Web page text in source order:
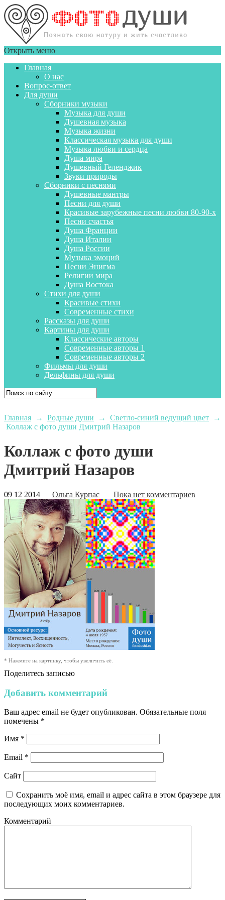
Открыть меню
Главная
О нас
Вопрос-ответ
Для души
Сборники музыки
Музыка для души
Душевная музыка
Музыка жизни
Классическая музыка для души
Музыка любви и сердца
Душа мира
Душевный Геленджик
Звуки природы
Сборники с песнями
Душевные мантры
Песни для души
Красивые зарубежные песни любви 80-90-х
Песни счастья
Душа Франции
Душа Италии
Душа России
Музыка эмоций
Песни Энигма
Религии мира
Душа Востока
Стихи для души
Красивые стихи
Современные стихи
Рассказы для души
Картины для души
Классические авторы
Современные авторы 1
Современные авторы 2
Фильмы для души
Дельфины для души
Главная → Родные души → Светло-синий ведущий цвет →
Коллаж с фото души Дмитрий Назаров
Коллаж с фото души
Дмитрий Назаров
09 12 2014 Ольга Курпас Пока нет комментариев
* Нажмите на картинку, чтобы увеличить её.
Поделитесь записью
Добавить комментарий
Ваш адрес email не будет опубликован. Обязательные поля
помечены *
Имя *
Email *
Сайт
Сохранить моё имя, email и адрес сайта в этом браузере для
последующих моих комментариев.
Комментарий